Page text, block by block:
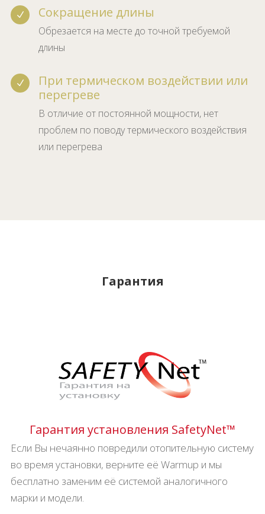
N Сокращение длины
Обрезается на месте до точной требуемой
длины
N
При термическом воздействии или
перегреве
В отличие от постоянной мощности, нет
проблем по поводу термического воздействия
или перегрева
Гарантия
Гарантия установления SafetyNet™
Если Вы нечаянно повредили отопительную систему
во время установки, верните её Warmup и мы
бесплатно заменим её системой аналогичного
марки и модели.